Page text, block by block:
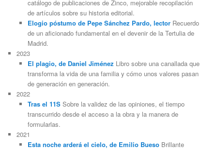
catálogo de publicaciones de Zinco, mejorable recopilación
de artículos sobre su historia editorial.
Elogio póstumo de Pepe Sánchez Pardo, lectorRecuerdo
de un aficionado fundamental en el devenir de la Tertulia de
Madrid.
2023
El plagio, de Daniel Jiménez Libro sobre una canallada que
transforma la vida de una familia y cómo unos valores pasan
de generación en generación.
2022
Tras el 11SSobre la validez de las opiniones, el tiempo
transcurrido desde el acceso a la obra y la manera de
formularlas.
2021
Esta noche arderá el cielo, de Emilio BuesoBrillante